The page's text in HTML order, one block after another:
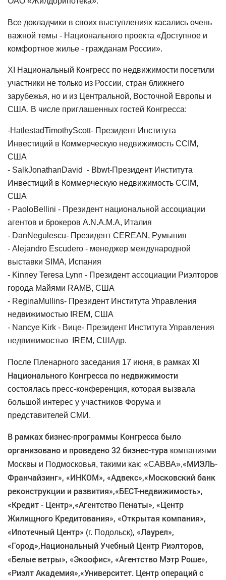
Все докладчики в своих выступлениях касались очень
важной темы - Национального проекта «Доступное и
комфортное жилье - гражданам России».
Х
Национальный Конгресс по недвижимости посетили
участники не только из России, стран ближнего
зарубежья, но и из Центральной, Восточной Европы и
США. В числе приглашенных гостей Конгресса:
-HatlestadTimothyScott- Президент Института
Инвестиций в Коммерческую недвижимость CCIM,
США
- SalkJonathanDavid - Bbwt-Президент Института
Инвестиций в Коммерческую недвижимость CCIM,
США
- PaoloBellini - Президент национальной ассоциации
агентов и брокеров A.N .A.M.A, Италия
- DanNegulescu- Президент CEREAN , Румыния
- Alejandro Escudero - менеджер международной
выставки SIMA, Испания
- Kinney Teresa Lynn - Президент ассоциации Риэлторов
города Майями RAMB, США
- ReginaMullins- Президент Института Управления
недвижимостью IREM, США
- Nancye Kirk - Вице- Президент Института Управления
недвижимостью
IREM, СШАдр.
После Пленарного заседания 17 июня, в рамках ХI
Национального Конгресса по недвижимости
состоялась пресс-конференция, которая вызвала
большой интерес у участников Форума и
представителей СМИ.
В рамках бизнес-программы Конгресса было
организовано и проведено 32 бизнес-тура компаниями
Москвы и Подмосковья, такими как: «САВВА»,«МИЭЛЬ-
Франчайзинг», «ИНКОМ», «Адвекс»,«Московский банк
реконструкции и развития»,«БЕСТ-недвижимость»,
«Кредит - Центр»,«Агентство Пенаты», «Центр
Жилищного Кредитования», «Открытая компания»,
«Ипотечный Центр» (г. Подольск), «Лаурел»,
«Город»,Национальный Учебный Центр Риэлторов,
«Белые ветры», «Экоофис», «Агентство Мэтр Роше»,
«Риэлт Академия»,«Университет. Центр операций с